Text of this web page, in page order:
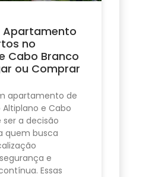
Apartamento
no
Cabo Branco
ou Comprar
apartamento de
e Cabo
ser a decisão
quem busca
e
Essas